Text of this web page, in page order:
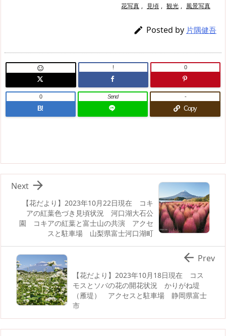
花写真 , 見頃 , 観光 , 風景写真
 Posted by 片隅健吾
 ! 0
B!
0 Send
Copy
-
【花だより】2023年10月22日現在 コキ
アの紅葉色づき見頃状況 河口湖大石公
園 コキアの紅葉と富士山の共演 アクセ
スと駐車場 山梨県富士河口湖町

Next
【花だより】2023年10月18日現在 コス
モスとソバの花の開花状況 かりがね堤
（雁堤） アクセスと駐車場 静岡県富士
市
 Prev